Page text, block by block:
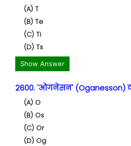
(A) T
(B) Te
(C) Ti
(D) Ts
Show Answer
2600. 'ओगनेसन' (Oganesson)
(A) O
(B) Os
(C) Or
(D) Og